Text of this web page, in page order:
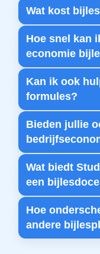
Wat kost
Hoe snel kan
economie
Kan ik ook
formules?
Bieden jullie
Wat biedt
een
Hoe
andere